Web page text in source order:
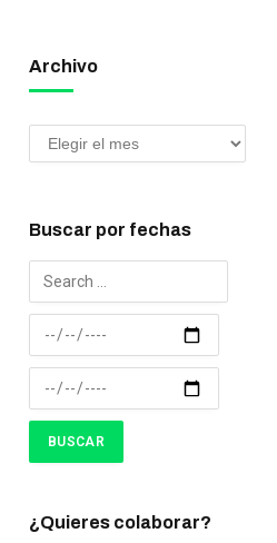
Archivo
Buscar por fechas
¿Quieres colaborar?